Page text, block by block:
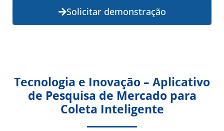
Solicitar demonstração
Tecnologia e Inovação – Aplicativo
de Pesquisa de Mercado para
Coleta Inteligente